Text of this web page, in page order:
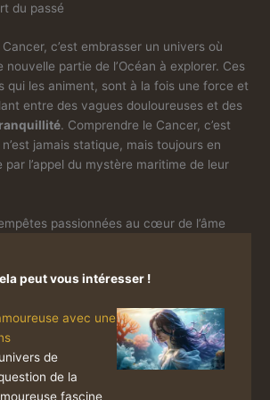
du passé
c’est embrasser un univers où
partie de l’Océan à explorer. Ces
qui les animent, sont à la fois une force et
entre des vagues douloureuses et des
. Comprendre le Cancer, c’est
jamais statique, mais toujours en
l’appel du mystère maritime de leur
passionnées au cœur de l’âme
peut vous intéresser !
avec une
de
de la
fascine